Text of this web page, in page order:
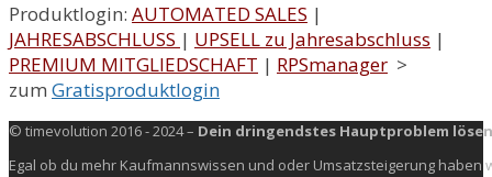
Produktlogin: AUTOMATED SALES |
JAHRESABSCHLUSS | UPSELL zu Jahresabschluss |
PREMIUM MITGLIEDSCHAFT | RPSmanager >
zum Gratisproduktlogin
© timevolution 2016 - 2024 – Dein dringendstes Hauptproblem
Egal ob du mehr Kaufmannswissen und oder Umsatzsteigerung haben